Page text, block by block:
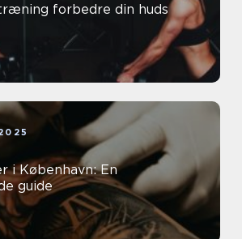
forbedre din huds
i København: En
guide